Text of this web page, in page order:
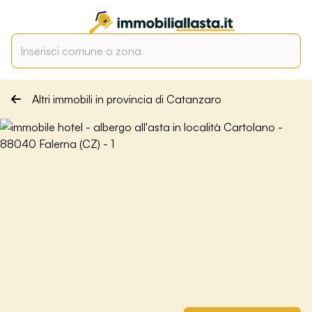
Altri immobili in provincia di Catanzaro